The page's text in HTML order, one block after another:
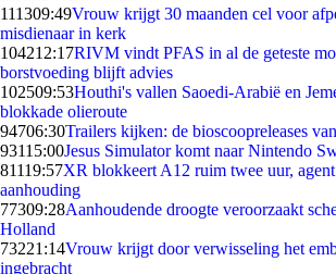
111309:49Vrouw krijgt 30 maanden cel voor
misdienaar in kerk
104212:17RIVM vindt PFAS in al de geteste
borstvoeding blijft advies
102509:53Houthi's vallen Saoedi-Arabië en
blokkade olieroute
94706:30Trailers kijken: de bioscoopreleases
93115:00Jesus Simulator komt naar Nintendo
81119:57XR blokkeert A12 ruim twee uur,
aanhouding
77309:28Aanhoudende droogte veroorzaakt
Holland
73221:14Vrouw krijgt door verwisseling het
ingebracht